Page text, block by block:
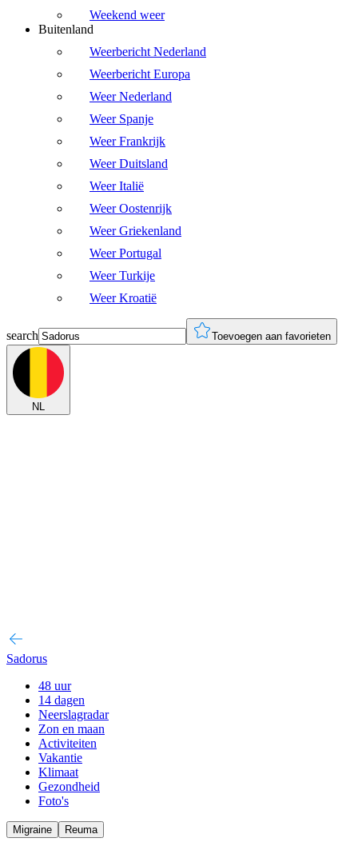
Weekend weer
Buitenland
Weerbericht Nederland
Weerbericht Europa
Weer Nederland
Weer Spanje
Weer Frankrijk
Weer Duitsland
Weer Italië
Weer Oostenrijk
Weer Griekenland
Weer Portugal
Weer Turkije
Weer Kroatië
search Toevoegen aan favorieten
NL
Sadorus
48 uur
14 dagen
Neerslagradar
Zon en maan
Activiteiten
Vakantie
Klimaat
Gezondheid
Foto's
Migraine Reuma